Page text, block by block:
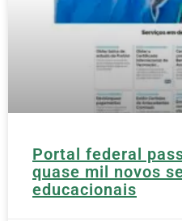
Portal federal
quase mil novos
educacionais